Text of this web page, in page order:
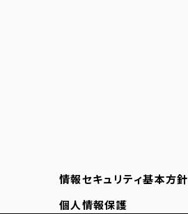
情報セキュリティ基本方針
個人情報保護